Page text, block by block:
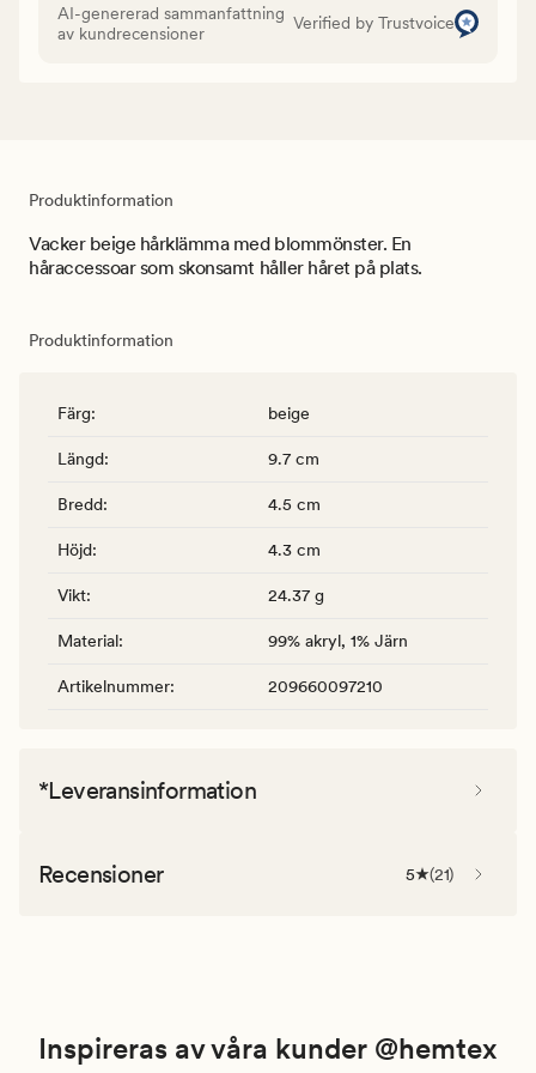
AI-genererad sammanfattning
av kundrecensioner
Verified by Trustvoice
Produktinformation
Vacker beige hårklämma med blommönster. En
håraccessoar som skonsamt håller håret på plats.
Produktinformation
Färg: beige
Längd: 9.7 cm
Bredd: 4.5 cm
Höjd: 4.3 cm
Vikt: 24.37 g
Material: 99% akryl, 1% Järn
Artikelnummer: 209660097210
*Leveransinformation
Recensioner 5 (21)
Inspireras av våra kunder @hemtex